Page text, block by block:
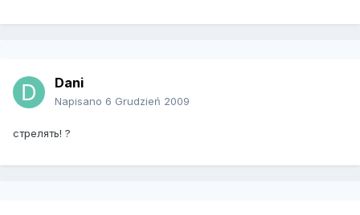
Dani
Napisano 6 Grudzień 2009
стрелять! ?